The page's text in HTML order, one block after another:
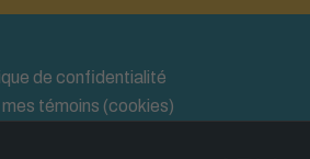
de confidentialité
mes témoins (cookies)